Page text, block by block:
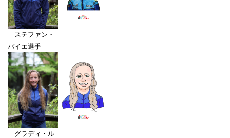
ステファン・
バイエ選手
グラディ・ル